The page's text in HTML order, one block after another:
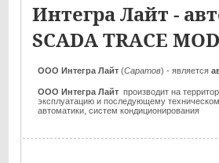
Интегра Лайт -
SCADA TRACE
ООО Интегра Лайт (Саратов) - является
ООО Интегра Лайт производит на
эксплуатацию и последующему
автоматики, систем кондиционирования